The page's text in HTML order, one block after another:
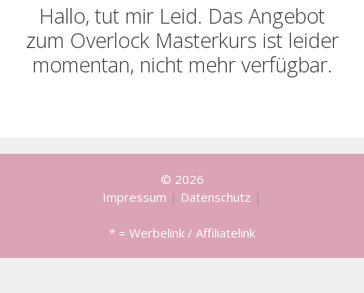
Hallo, tut mir Leid. Das Angebot
zum Overlock Masterkurs ist leider
momentan, nicht mehr verfügbar.
© 2026
Impressum | Datenschutz |
* = Werbelink / Affiliatelink